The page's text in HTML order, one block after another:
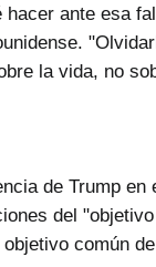
ante esa
la vida, no
de Trump
del
común